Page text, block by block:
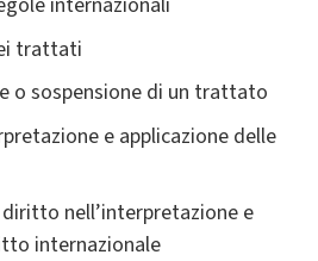
trattati
o sospensione di un trattato
e applicazione delle
nell’interpretazione e
internazionale